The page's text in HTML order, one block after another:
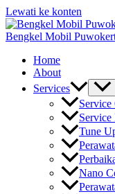
Lewati ke konten
Bengkel Mobil
Home
About
Services
Tune
Nano